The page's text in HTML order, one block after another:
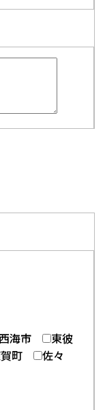
海市
東彼
町
佐々